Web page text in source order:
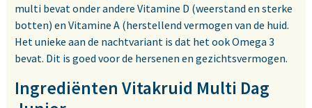
multi bevat onder andere Vitamine D (weerstand en sterke
botten) en Vitamine A (herstellend vermogen van de huid.
Het unieke aan de nachtvariant is dat het ook Omega 3
bevat. Dit is goed voor de hersenen en gezichtsvermogen.
Ingrediënten Vitakruid Multi Dag